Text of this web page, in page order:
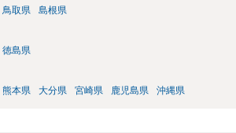
鳥取県 島根県
徳島県
熊本県 大分県 宮崎県 鹿児島県 沖縄県